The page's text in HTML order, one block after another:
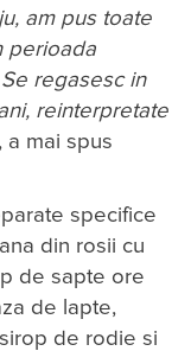
am pus toate
perioada
regasesc in
reinterpretate
a mai spus
specifice
din rosii cu
de sapte ore
de lapte,
de rodie si